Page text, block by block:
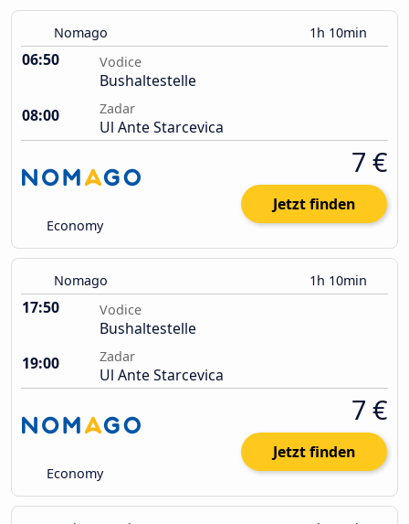
Nomago 1h 10min
06:50 Vodice
Bushaltestelle
08:00
Zadar
Ul Ante Starcevica
Economy
7 €
Jetzt finden
Nomago 1h 10min
17:50 Vodice
Bushaltestelle
19:00
Zadar
Ul Ante Starcevica
Economy
7 €
Jetzt finden